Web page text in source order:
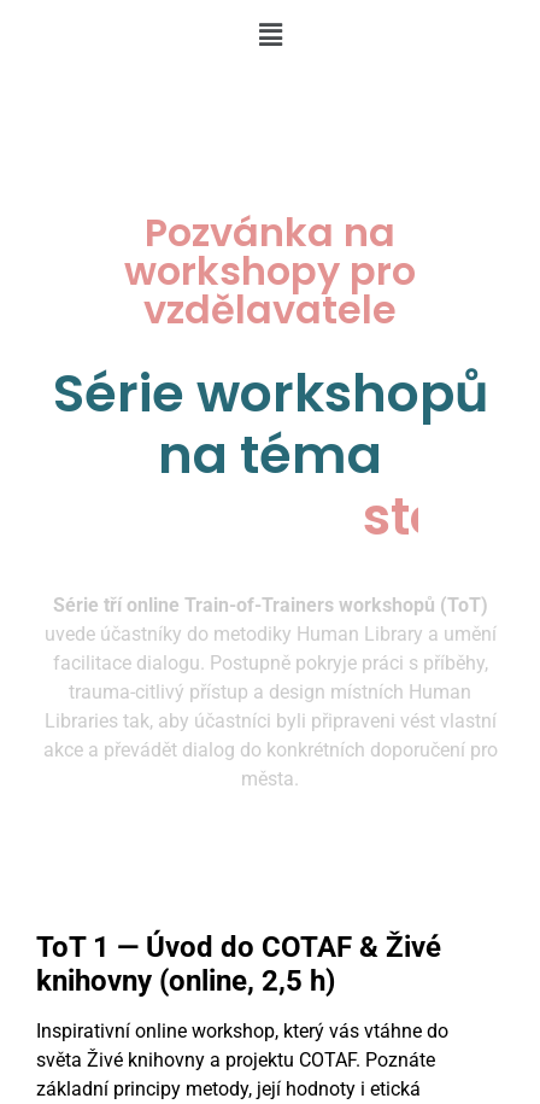
Pozvánka na
workshopy pro
vzdělavatele
Série workshopů
na téma
sto
Série tří online Train-of-Trainers workshopů (ToT)
uvede účastníky do metodiky Human Library a umění
facilitace dialogu. Postupně pokryje práci s příběhy,
trauma-citlivý přístup a design místních Human
Libraries tak, aby účastníci byli připraveni vést vlastní
akce a převádět dialog do konkrétních doporučení pro
města.
ToT 1 — Úvod do COTAF & Živé
knihovny (online, 2,5 h)
Inspirativní online workshop, který vás vtáhne do
světa Živé knihovny a projektu COTAF. Poznáte
základní principy metody, její hodnoty i etická